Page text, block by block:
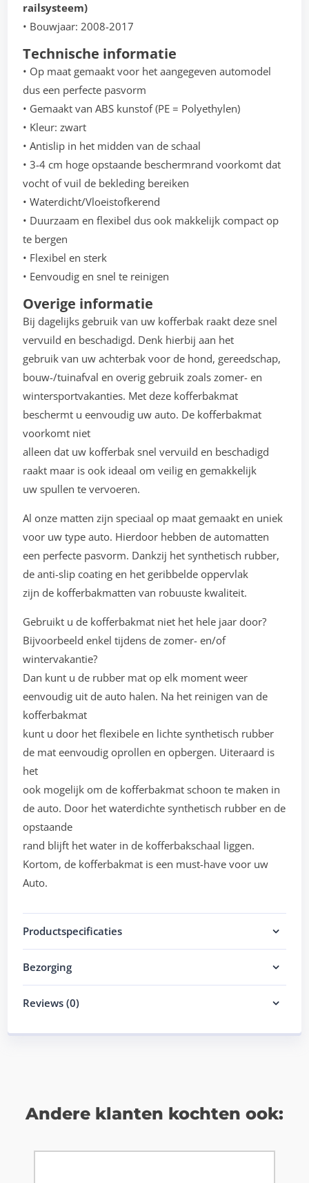
railsysteem)
• Bouwjaar: 2008-2017
Technische informatie
• Op maat gemaakt voor het aangegeven automodel
dus een perfecte pasvorm
• Gemaakt van ABS kunstof (PE = Polyethylen)
• Kleur: zwart
• Antislip in het midden van de schaal
• 3-4 cm hoge opstaande beschermrand voorkomt dat
vocht of vuil de bekleding bereiken
• Waterdicht/Vloeistofkerend
• Duurzaam en flexibel dus ook makkelijk compact op
te bergen
• Flexibel en sterk
• Eenvoudig en snel te reinigen
Overige informatie
Bij dagelijks gebruik van uw kofferbak raakt deze snel
vervuild en beschadigd. Denk hierbij aan het
gebruik van uw achterbak voor de hond, gereedschap,
bouw-/tuinafval en overig gebruik zoals zomer- en
wintersportvakanties. Met deze kofferbakmat
beschermt u eenvoudig uw auto. De kofferbakmat
voorkomt niet
alleen dat uw kofferbak snel vervuild en beschadigd
raakt maar is ook ideaal om veilig en gemakkelijk
uw spullen te vervoeren.
Al onze matten zijn speciaal op maat gemaakt en uniek
voor uw type auto. Hierdoor hebben de automatten
een perfecte pasvorm. Dankzij het synthetisch rubber,
de anti-slip coating en het geribbelde oppervlak
zijn de kofferbakmatten van robuuste kwaliteit.
Gebruikt u de kofferbakmat niet het hele jaar door?
Bijvoorbeeld enkel tijdens de zomer- en/of
wintervakantie?
Dan kunt u de rubber mat op elk moment weer
eenvoudig uit de auto halen. Na het reinigen van de
kofferbakmat
kunt u door het flexibele en lichte synthetisch rubber
de mat eenvoudig oprollen en opbergen. Uiteraard is
het
ook mogelijk om de kofferbakmat schoon te maken in
de auto. Door het waterdichte synthetisch rubber en de
opstaande
rand blijft het water in de kofferbakschaal liggen.
Kortom, de kofferbakmat is een must-have voor uw
Auto.
Productspecificaties
Bezorging
Reviews (0)
Andere klanten kochten ook: